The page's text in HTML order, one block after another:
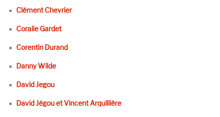
Clément Chevrier
Coralie Gardet
Corentin Durand
Danny Wilde
David Jegou
David Jégou et Vincent Arquillière